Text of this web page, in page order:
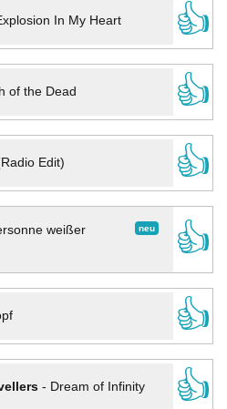
In My Heart
👍
of the Dead
👍
Edit)
👍
neu
weißer
👍
👍
- Dream of Infinity
👍